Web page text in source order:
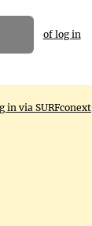
of log in
in via SURFconext